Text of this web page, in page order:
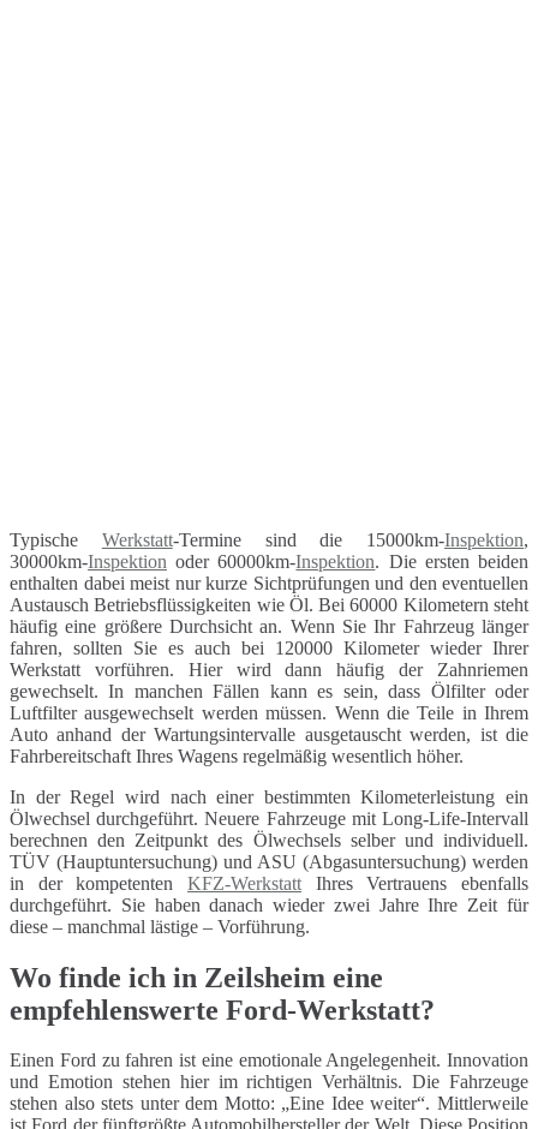
Typische Werkstatt-Termine sind die 15000km-Inspektion,
30000km-Inspektion oder 60000km-Inspektion. Die ersten beiden
enthalten dabei meist nur kurze Sichtprüfungen und den eventuellen
Austausch Betriebsflüssigkeiten wie Öl. Bei 60000 Kilometern steht
häufig eine größere Durchsicht an. Wenn Sie Ihr Fahrzeug länger
fahren, sollten Sie es auch bei 120000 Kilometer wieder Ihrer
Werkstatt vorführen. Hier wird dann häufig der Zahnriemen
gewechselt. In manchen Fällen kann es sein, dass Ölfilter oder
Luftfilter ausgewechselt werden müssen. Wenn die Teile in Ihrem
Auto anhand der Wartungsintervalle ausgetauscht werden, ist die
Fahrbereitschaft Ihres Wagens regelmäßig wesentlich höher.
In der Regel wird nach einer bestimmten Kilometerleistung ein
Ölwechsel durchgeführt. Neuere Fahrzeuge mit Long-Life-Intervall
berechnen den Zeitpunkt des Ölwechsels selber und individuell.
TÜV (Hauptuntersuchung) und ASU (Abgasuntersuchung) werden
in der kompetenten KFZ-Werkstatt Ihres Vertrauens ebenfalls
durchgeführt. Sie haben danach wieder zwei Jahre Ihre Zeit für
diese – manchmal lästige – Vorführung.
Wo finde ich in Zeilsheim eine
empfehlenswerte Ford-Werkstatt?
Einen Ford zu fahren ist eine emotionale Angelegenheit. Innovation
und Emotion stehen hier im richtigen Verhältnis. Die Fahrzeuge
stehen also stets unter dem Motto: „Eine Idee weiter“. Mittlerweile